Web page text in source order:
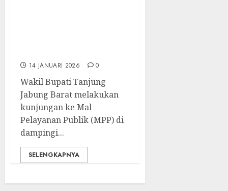
14 JANUARI 2026 0
Wakil Bupati Tanjung
Jabung Barat melakukan
kunjungan ke Mal
Pelayanan Publik (MPP) di
dampingi...
SELENGKAPNYA